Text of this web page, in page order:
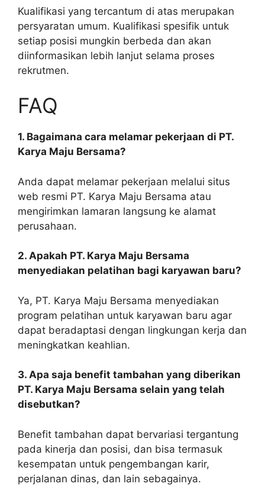
Kualifikasi yang tercantum di atas merupakan
persyaratan umum. Kualifikasi spesifik untuk
setiap posisi mungkin berbeda dan akan
diinformasikan lebih lanjut selama proses
rekrutmen.
FAQ
1. Bagaimana cara melamar pekerjaan di PT.
Karya Maju Bersama?
Anda dapat melamar pekerjaan melalui situs
web resmi PT. Karya Maju Bersama atau
mengirimkan lamaran langsung ke alamat
perusahaan.
2. Apakah PT. Karya Maju Bersama
menyediakan pelatihan bagi karyawan baru?
Ya, PT. Karya Maju Bersama menyediakan
program pelatihan untuk karyawan baru agar
dapat beradaptasi dengan lingkungan kerja dan
meningkatkan keahlian.
3. Apa saja benefit tambahan yang diberikan
PT. Karya Maju Bersama selain yang telah
disebutkan?
Benefit tambahan dapat bervariasi tergantung
pada kinerja dan posisi, dan bisa termasuk
kesempatan untuk pengembangan karir,
perjalanan dinas, dan lain sebagainya.